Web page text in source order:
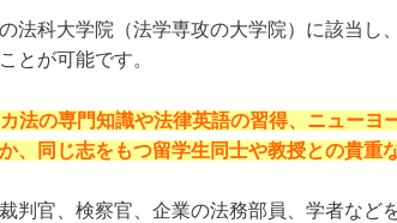
法科大学院（法学専攻の大学院）に該当
とが可能です。
法の専門知識や法律英語の習得、ニュー
、同じ志をもつ留学生同士や教授との貴重
判官、検察官、企業の法務部員、学者など